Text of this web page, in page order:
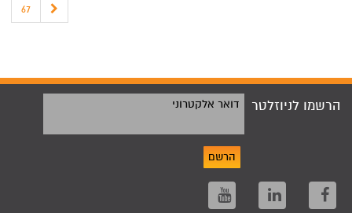
67
הרשמו לניוזלטר דואר אלקטרוני
הרשם